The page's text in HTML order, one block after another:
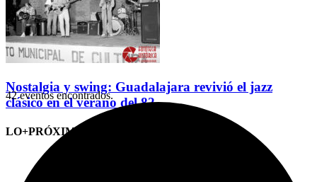
Nostalgia y swing: Guadalajara revivió el jazz
clásico en el verano del 82
LO+PRÓXIMO (CITAS)
42 eventos encontrados.